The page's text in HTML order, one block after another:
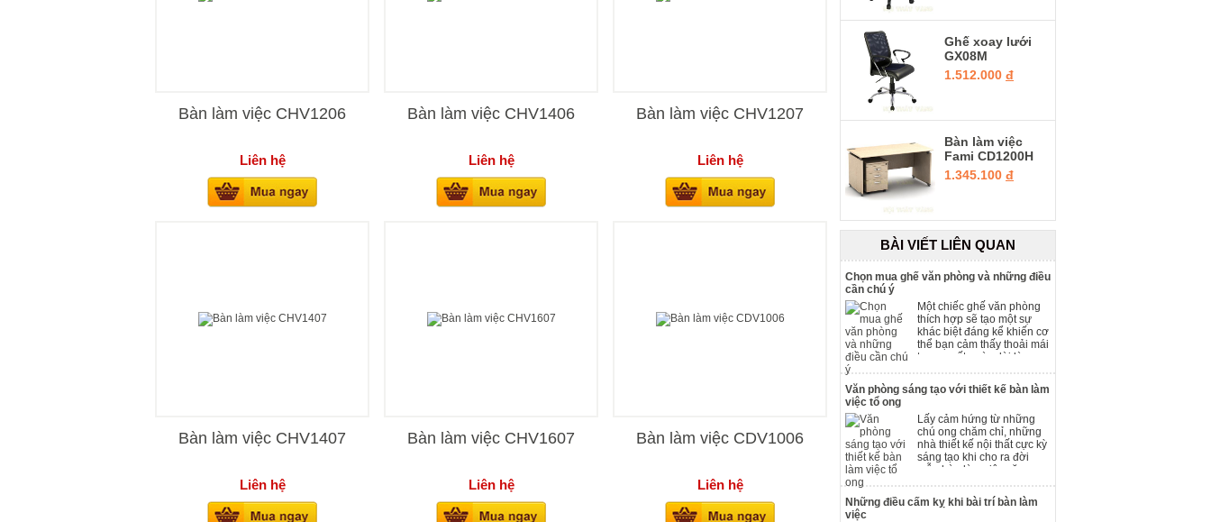
Bàn làm việc CHV1206
Liên hệ
Bàn làm việc CHV1406
Liên hệ
Bàn làm việc CHV1207
Liên hệ
Bàn làm việc CHV1407
Liên hệ
Bàn làm việc CHV1607
Liên hệ
Bàn làm việc CDV1006
Liên hệ
Ghế xoay lưới
GX08M
1.512.000 đ
Bàn làm việc
Fami CD1200H
1.345.100 đ
BÀI VIẾT LIÊN QUAN
Chọn mua ghế văn phòng và những điều
cần chú ý
Một chiếc ghế văn phòng
thích hợp sẽ tạo một sự
khác biệt đáng kể khiến cơ
thể bạn cảm thấy thoải mái
trong suốt ngày dài làm
việc, giúp đẩy mạnh hiệu
quả công việc.
Văn phòng sáng tạo với thiết kế bàn làm
việc tổ ong
Lấy cảm hứng từ những
chú ong chăm chỉ, những
nhà thiết kế nội thất cực kỳ
sáng tạo khi cho ra đời
mẫu bàn làm việc văn
phòng kiểu tổ ong. Ý tưởng
đem đến một sự hiện đại
mới mẻ và đem đến đầy
Những điều cấm kỵ khi bài trí bàn làm
việc